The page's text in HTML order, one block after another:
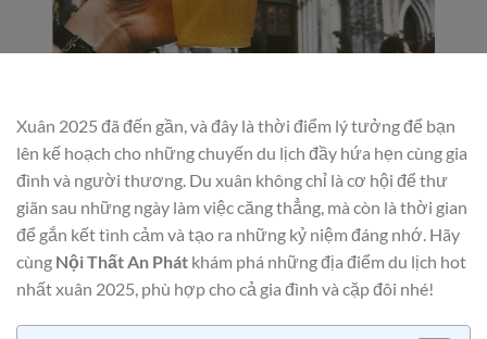
Xuân 2025 đã đến gần, và đây là thời điểm lý tưởng để bạn
lên kế hoạch cho những chuyến du lịch đầy hứa hẹn cùng gia
đình và người thương. Du xuân không chỉ là cơ hội để thư
giãn sau những ngày làm việc căng thẳng, mà còn là thời gian
để gắn kết tình cảm và tạo ra những kỷ niệm đáng nhớ. Hãy
cùng Nội Thất An Phát khám phá những địa điểm du lịch hot
nhất xuân 2025, phù hợp cho cả gia đình và cặp đôi nhé!